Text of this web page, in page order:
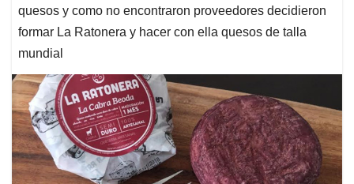
quesos y como no encontraron proveedores decidieron
formar La Ratonera y hacer con ella quesos de talla
mundial